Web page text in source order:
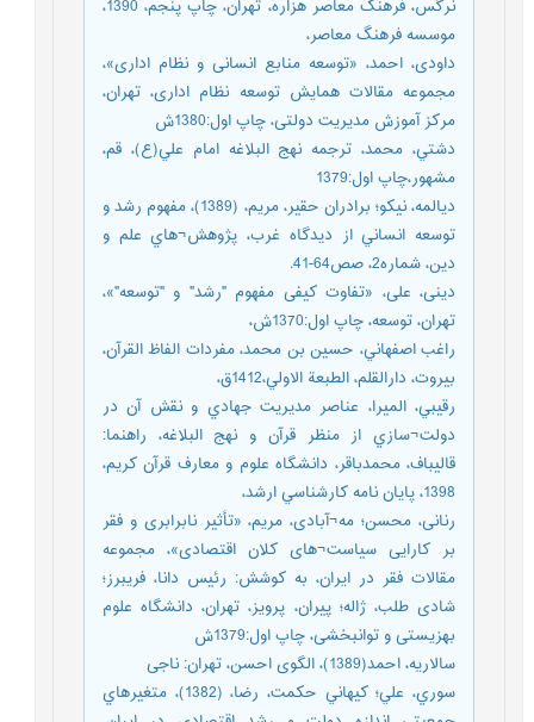
نرگس، فرهنگ معاصر هزاره، تهران، چاپ پنجم، 1390،
موسسه فرهنگ معاصر،
داودی، احمد، «توسعه منابع انسانی و نظام اداری»،
مجموعه مقالات همایش توسعه نظام اداری، تهران،
مرکز آموزش مدیریت دولتی، چاپ اول:1380ش
دشتي، محمد، ترجمه نهج البلاغه امام علي(ع)، قم،
مشهور،چاپ اول:1379
ديالمه، نيکو؛ برادران حقير، مريم، (1389)، مفهوم رشد و
توسعه انساني از ديدگاه غرب، پژوهش¬هاي علم و
دين، شماره2، صص64-41.
دینی، علی، «تفاوت کیفی مفهوم "رشد" و "توسعه"»،
تهران، توسعه، چاپ اول:1370ش،
راغب اصفهاني، حسين بن محمد، مفردات الفاظ القرآن،
بيروت، دارالقلم، الطبعة الاولي،1412ق،
رقيبي، الميرا، عناصر مديريت جهادي و نقش آن در
دولت¬سازي از منظر قرآن و نهج البلاغه، راهنما:
قاليباف، محمدباقر، دانشگاه علوم و معارف قرآن کريم،
1398، پايان نامه کارشناسي ارشد،
رنانی، محسن؛ مه¬آبادی، مریم، «تأثیر نابرابری و فقر
بر کارایی سیاست¬های کلان اقتصادی»، مجموعه
مقالات فقر در ایران، به کوشش: رئیس دانا، فریبرز؛
شادی طلب، ژاله؛ پیران، پرویز، تهران، دانشگاه علوم
بهزیستی و توانبخشی، چاپ اول:1379ش
سالاریه، احمد(1389)، الگوی احسن، تهران: ناجی
سوري، علي؛ کيهاني حکمت، رضا، (1382)، متغيرهاي